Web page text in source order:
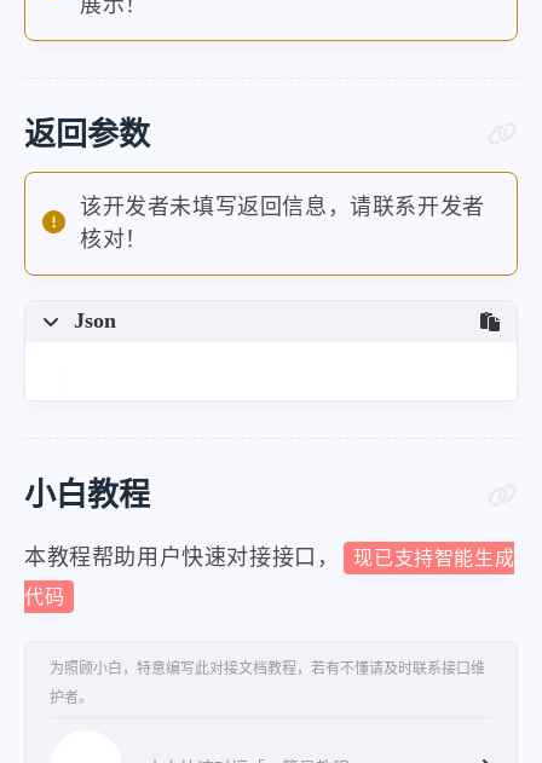
返回参数
该开发者未填写返回信息，请联系开发者
核对！
Json
小白教程
本教程帮助用户快速对接接口，
现已支持智能生成
代码
为照顾小白，特意编写此对接文档教程，若有不懂请及时联系接口维
护者。